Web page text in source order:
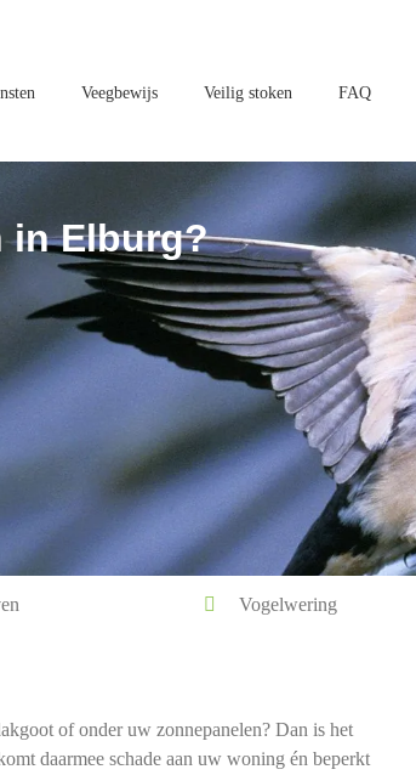
Veegbewijs Veilig stoken FAQ
in Elburg?
Vogelwering
of onder uw zonnepanelen? Dan is het
daarmee schade aan uw woning én beperkt